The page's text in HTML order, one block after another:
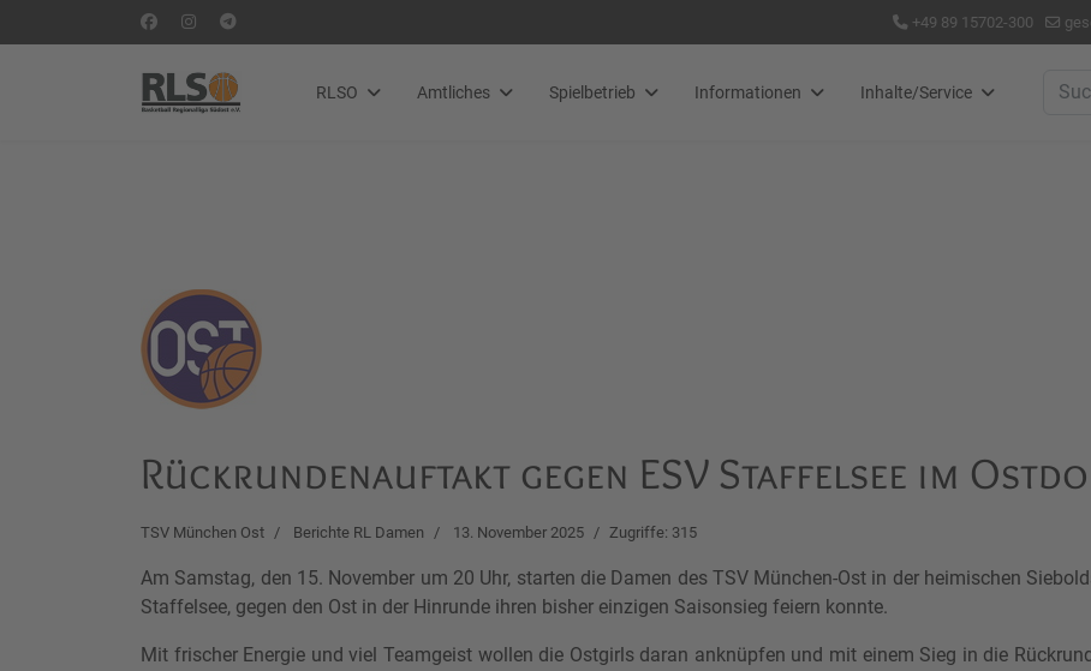
+49 89 15702-300
RLSO Amtliches Spielbetrieb Informationen Inhalte/Service
Rückrundenauftakt gegen ESV Staffelsee im
TSV München Ost Berichte RL Damen 13. November 2025 Zugriffe: 315
Am Samstag, den 15. November um 20 Uhr, starten die Damen des TSV München-Ost in der heimischen
Staffelsee, gegen den Ost in der Hinrunde ihren bisher einzigen Saisonsieg feiern konnte.
Mit frischer Energie und viel Teamgeist wollen die Ostgirls daran anknüpfen und mit einem Sieg in die